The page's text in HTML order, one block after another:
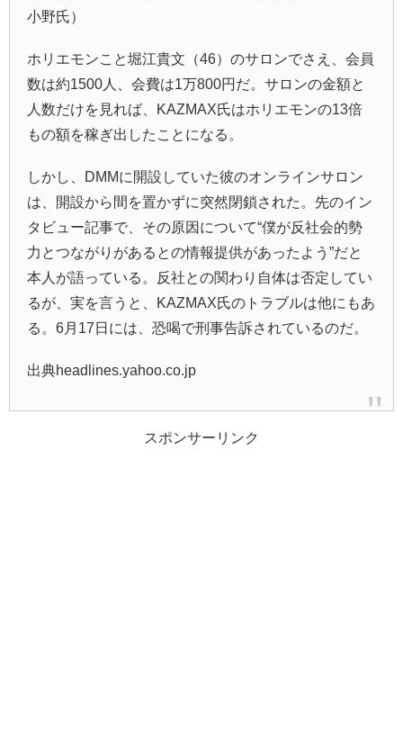
小野氏）
ホリエモンこと堀江貴文（46）のサロンでさえ、会員
数は約1500人、会費は1万800円だ。サロンの金額と
人数だけを見れば、KAZMAX氏はホリエモンの13倍
もの額を稼ぎ出したことになる。
しかし、DMMに開設していた彼のオンラインサロン
は、開設から間を置かずに突然閉鎖された。先のイン
タビュー記事で、その原因について“僕が反社会的勢
力とつながりがあるとの情報提供があったよう”だと
本人が語っている。反社との関わり自体は否定してい
るが、実を言うと、KAZMAX氏のトラブルは他にもあ
る。6月17日には、恐喝で刑事告訴されているのだ。
出典headlines.yahoo.co.jp
スポンサーリンク